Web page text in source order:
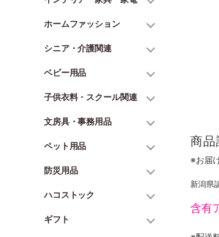
ホームファッション
シニア・介護関連
ベビー用品
子供衣料・スクール関連
文房具・事務用品
ペット用品
防災用品
ハコストック
ギフト
商品
※お届
新潟県
含有